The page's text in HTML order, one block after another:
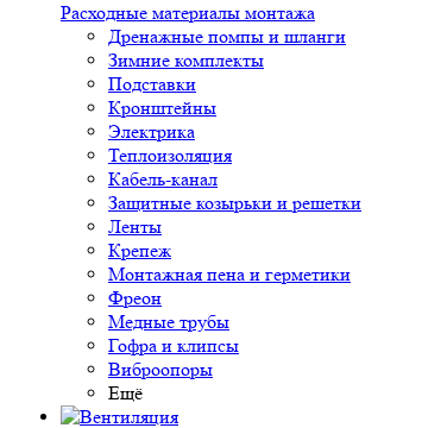
Расходные материалы монтажа
Дренажные помпы и шланги
Зимние комплекты
Подставки
Кронштейны
Электрика
Теплоизоляция
Кабель-канал
Защитные козырьки и решетки
Ленты
Крепеж
Монтажная пена и герметики
Фреон
Медные трубы
Гофра и клипсы
Виброопоры
Ещё